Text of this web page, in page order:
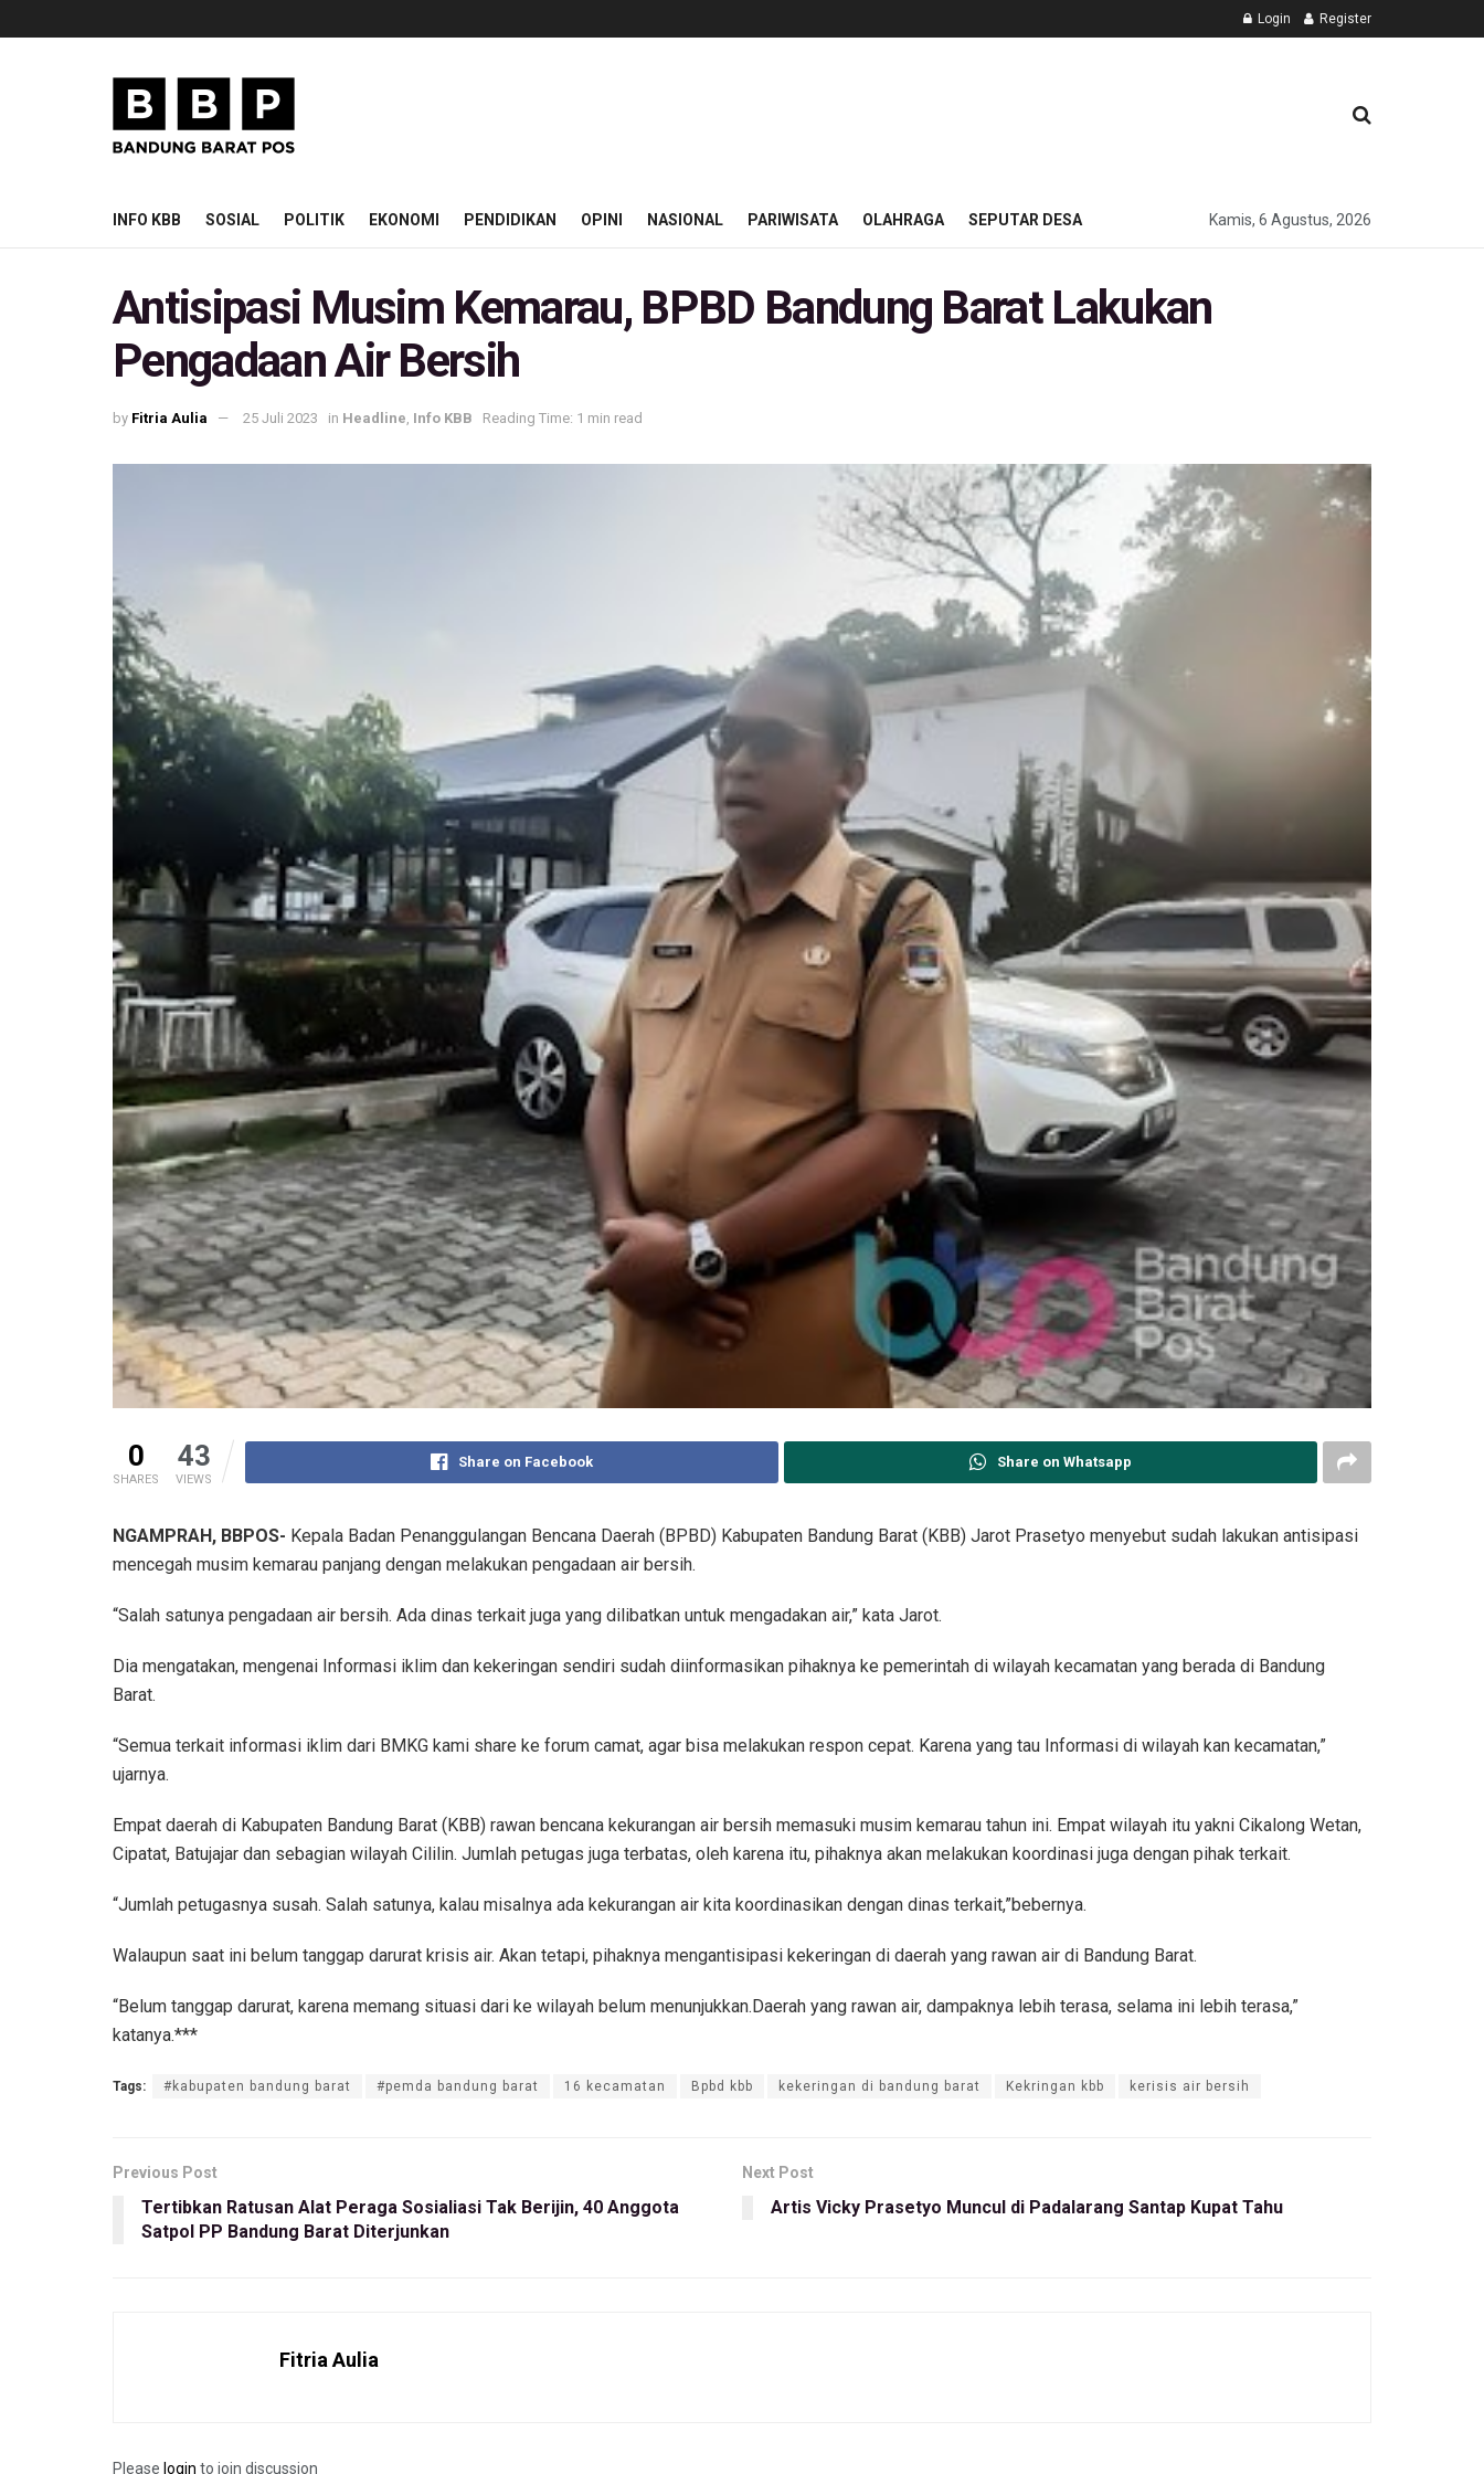
Login Register
INFO KBB SOSIAL POLITIK EKONOMI PENDIDIKAN OPINI NASIONAL PARIWISATA OLAHRAGA SEPUTAR DESA Kamis, 6 Agustus, 2026
Antisipasi Musim Kemarau, BPBD Bandung Barat Lakukan
Pengadaan Air Bersih
by Fitria Aulia 25 Juli 2023 in Headline Info KBB Reading Time: 1 min read
0
SHARES
43
VIEWS
Share on Facebook Share on Whatsapp
NGAMPRAH, BBPOS- Kepala Badan Penanggulangan Bencana Daerah (BPBD) Kabupaten Bandung Barat (KBB) Jarot Prasetyo menyebut sudah lakukan antisipasi
mencegah musim kemarau panjang dengan melakukan pengadaan air bersih.
“Salah satunya pengadaan air bersih. Ada dinas terkait juga yang dilibatkan untuk mengadakan air,” kata Jarot.
Dia mengatakan, mengenai Informasi iklim dan kekeringan sendiri sudah diinformasikan pihaknya ke pemerintah di wilayah kecamatan yang berada di Bandung
Barat.
“Semua terkait informasi iklim dari BMKG kami share ke forum camat, agar bisa melakukan respon cepat. Karena yang tau Informasi di wilayah kan kecamatan,”
ujarnya.
Empat daerah di Kabupaten Bandung Barat (KBB) rawan bencana kekurangan air bersih memasuki musim kemarau tahun ini. Empat wilayah itu yakni Cikalong Wetan,
Cipatat, Batujajar dan sebagian wilayah Cililin. Jumlah petugas juga terbatas, oleh karena itu, pihaknya akan melakukan koordinasi juga dengan pihak terkait.
“Jumlah petugasnya susah. Salah satunya, kalau misalnya ada kekurangan air kita koordinasikan dengan dinas terkait,”bebernya.
Walaupun saat ini belum tanggap darurat krisis air. Akan tetapi, pihaknya mengantisipasi kekeringan di daerah yang rawan air di Bandung Barat.
“Belum tanggap darurat, karena memang situasi dari ke wilayah belum menunjukkan.Daerah yang rawan air, dampaknya lebih terasa, selama ini lebih terasa,”
katanya.***
Tags: #kabupaten bandung barat #pemda bandung barat 16 kecamatan Bpbd kbb kekeringan di bandung barat Kekringan kbb kerisis air bersih
Previous Post
Tertibkan Ratusan Alat Peraga Sosialiasi Tak Berijin, 40 Anggota
Satpol PP Bandung Barat Diterjunkan
Next Post
Artis Vicky Prasetyo Muncul di Padalarang Santap Kupat Tahu
Fitria Aulia
Please login to join discussion